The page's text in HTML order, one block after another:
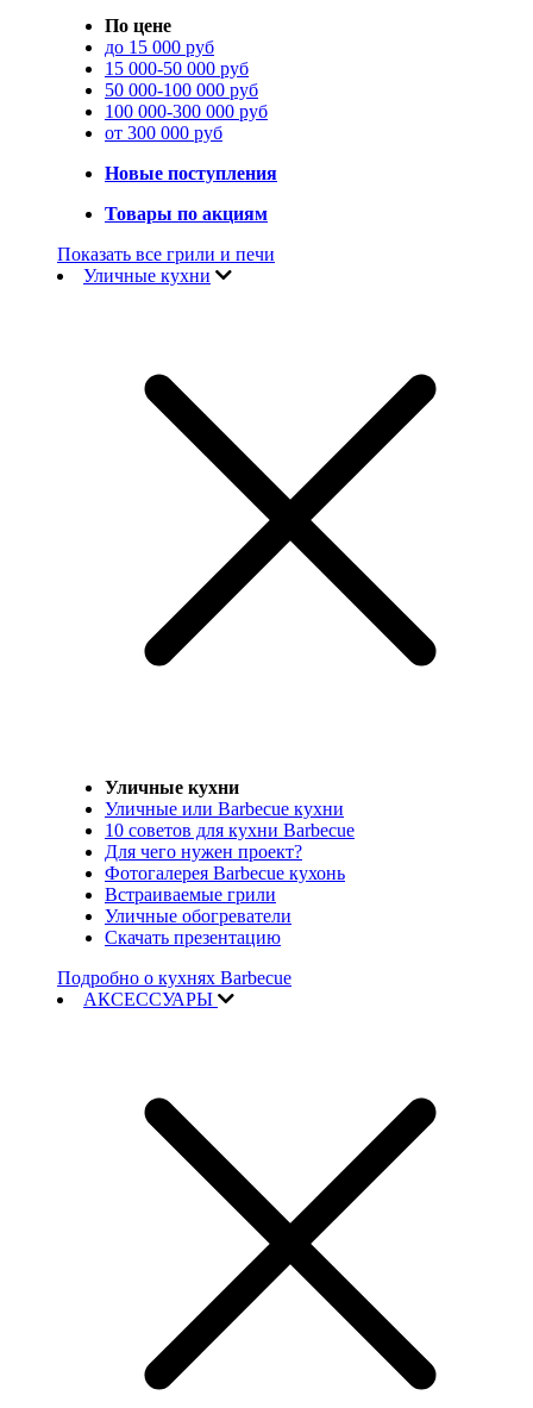
По цене
до 15 000 руб
15 000-50 000 руб
50 000-100 000 руб
100 000-300 000 руб
от 300 000 руб
Новые поступления
Товары по акциям
Показать все грили и печи
Уличные кухни
Уличные кухни
Уличные или Barbecue кухни
10 советов для кухни Barbecue
Для чего нужен проект?
Фотогалерея Barbecue кухонь
Встраиваемые грили
Уличные обогреватели
Скачать презентацию
Подробно о кухнях Barbecue
АКСЕССУАРЫ